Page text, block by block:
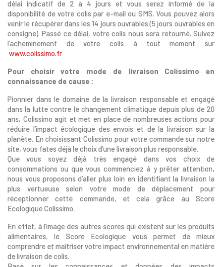
délai indicatif de 2 à 4 jours et vous serez informé de la
disponibilité de votre colis par e-mail ou SMS. Vous pouvez alors
venir le récupérer dans les 14 jours ouvrables (5 jours ouvrables en
consigne). Passé ce délai, votre colis nous sera retourné. Suivez
l’acheminement de votre colis à tout moment sur
www.colissimo.fr
Pour choisir votre mode de livraison Colissimo en
connaissance de cause :
Pionnier dans le domaine de la livraison responsable et engagé
dans la lutte contre le changement climatique depuis plus de 20
ans, Colissimo agit et met en place de nombreuses actions pour
réduire l’impact écologique des envois et de la livraison sur la
planète. En choisissant Colissimo pour votre commande sur notre
site, vous fates déjà le choix d’une livraison plus responsable.
Que vous soyez déjà très engagé dans vos choix de
consommations ou que vous commenciez à y prêter attention,
nous vous proposons d’aller plus loin en identifiant la livraison la
plus vertueuse selon votre mode de déplacement pour
réceptionner cette commande, et cela grâce au Score
Ecologique Colissimo.
En effet, à l’image des autres scores qui existent sur les produits
alimentaires, le Score Ecologique vous permet de mieux
comprendre et maîtriser votre impact environnemental en matière
de livraison de colis.